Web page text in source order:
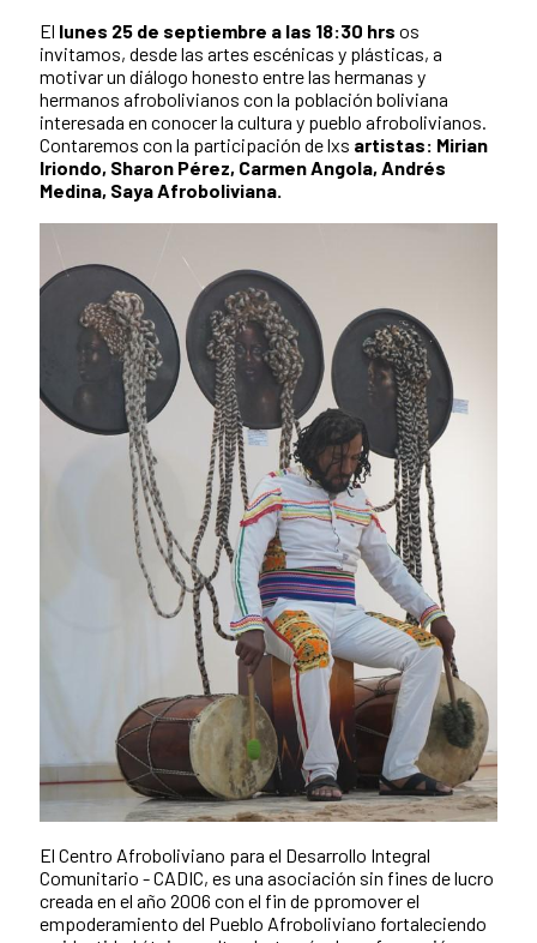
El lunes 25 de septiembre a las 18:30 hrs os
invitamos, desde las artes escénicas y plásticas, a
motivar un diálogo honesto entre las hermanas y
hermanos afrobolivianos con la población boliviana
interesada en conocer la cultura y pueblo afrobolivianos.
Contaremos con la participación de lxs artistas: Mirian
Iriondo, Sharon Pérez, Carmen Angola, Andrés
Medina, Saya Afroboliviana.
El Centro Afroboliviano para el Desarrollo Integral
Comunitario - CADIC, es una asociación sin fines de lucro
creada en el año 2006 con el fin de ppromover el
empoderamiento del Pueblo Afroboliviano fortaleciendo